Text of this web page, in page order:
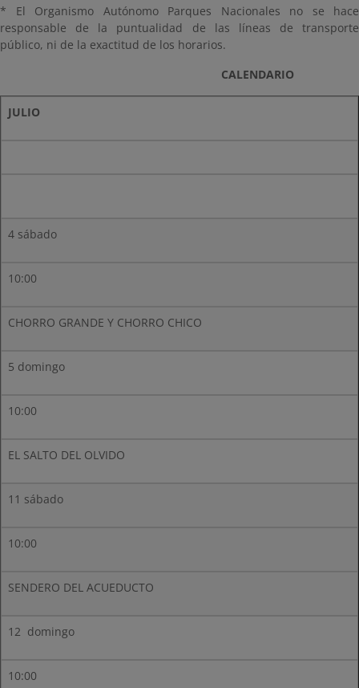
* El Organismo Autónomo Parques Nacionales no se hace
responsable de la puntualidad de las líneas de transporte
público, ni de la exactitud de los horarios.
CALENDARIO
JULIO
4 sábado
10:00
CHORRO GRANDE Y CHORRO CHICO
5 domingo
10:00
EL SALTO DEL OLVIDO
11 sábado
10:00
SENDERO DEL ACUEDUCTO
12 domingo
10:00